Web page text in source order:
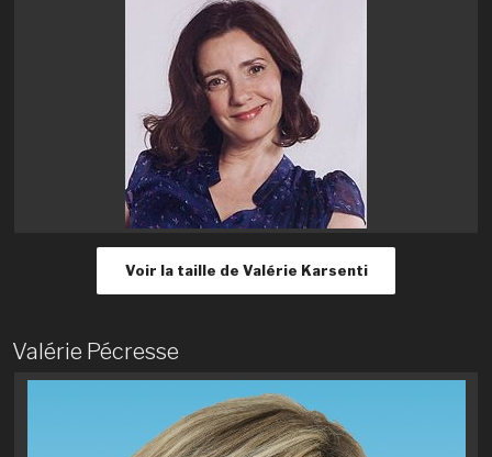
Voir la taille de Valérie Karsenti
Valérie Pécresse